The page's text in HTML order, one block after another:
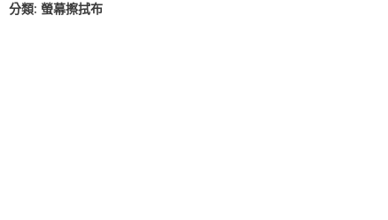
分類:螢幕擦拭布